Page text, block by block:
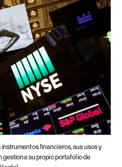
financieros, sus usos y
gestiona su propio portafolio de